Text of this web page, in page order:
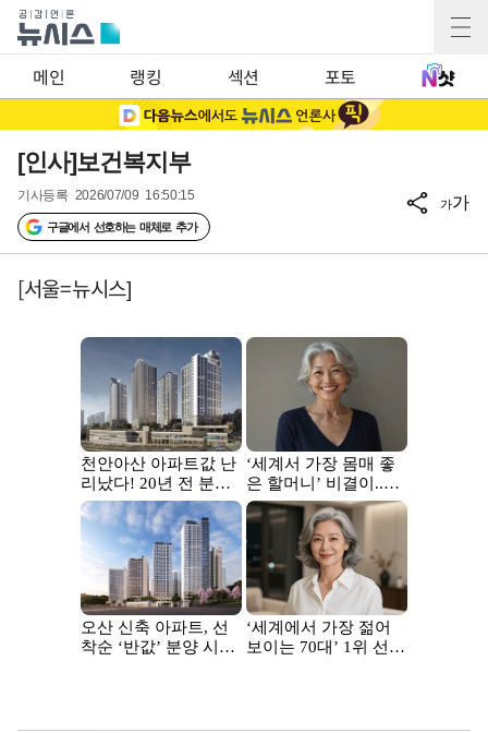
메인 랭킹 섹션 포토
[인사]보건복지부
기사등록 2026/07/09 16:50:15
구글에서 선호하는 매체로 추가
가가
[서울=뉴시스]